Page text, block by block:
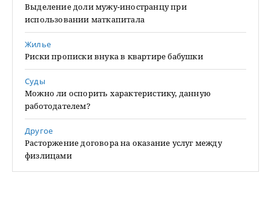
Выделение доли мужу-иностранцу при
использовании маткапитала
Жилье
Риски прописки внука в квартире бабушки
Суды
Можно ли оспорить характеристику, данную
работодателем?
Другое
Расторжение договора на оказание услуг между
физлицами